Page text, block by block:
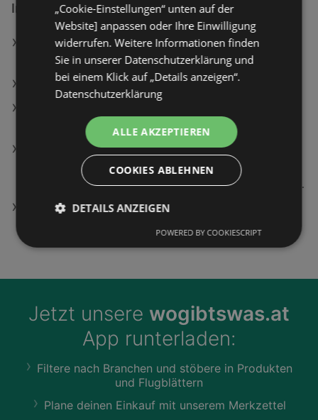
Interessantes auf wogibtswas.at
Sony Bravia 8 TV 55‘‘ , OLED 4K Ultra HD, High
Dynamic Range (HDR), Smart TV; OLED TV
Elektrisches Hornhautentferner-Set Angebote
Elektrische Schallzahnbürste Aquamarin
MICROSOFT Surface Pro Copilot+ PC, 12 Zoll
Touchscreen, Qualcomm® Snapdragon® X Plus, 16
GB, 512 GB, Adreno™ Onboard Graphics, Windows 11
SANDISK SSD Plus 1 TB, 2.5" SATA 6Gb/s; interne
Jetzt unsere wogibtswas.at
App runterladen:
Filtere nach Branchen und stöbere in Produkten
und Flugblättern
Plane deinen Einkauf mit unserem Merkzettel
„Cookie-Einstellungen“ unten auf der
Website] anpassen oder Ihre Einwilligung
widerrufen. Weitere Informationen finden
Sie in unserer Datenschutzerklärung und
bei einem Klick auf „Details anzeigen“.
Datenschutzerklärung
ALLE AKZEPTIEREN
COOKIES ABLEHNEN
DETAILS ANZEIGEN
POWERED BY COOKIESCRIPT